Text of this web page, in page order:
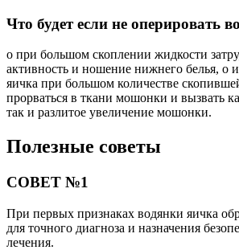
Что будет если не оперировать
o при большом скоплении жидкости
активность и ношение нижнего белья, o
яичка при большом количестве
прорваться в ткани мошонки и вызвать
так и разлитое увеличение мошонки.
Полезные советы
СОВЕТ №1
При первых признаках водянки яичка
для точного диагноза и назначения
лечения.